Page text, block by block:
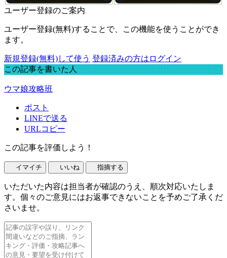
ユーザー登録のご案内
ユーザー登録(無料)することで、この機能を使うことができ
ます。
新規登録(無料)して使う 登録済みの方はログイン
この記事を書いた人
ウマ娘攻略班
ポスト
LINEで送る
URLコピー
この記事を評価しよう！
イマイチ いいね 指摘する
いただいた内容は担当者が確認のうえ、順次対応いたしま
す。個々のご意見にはお返事できないことを予めご了承くだ
さいませ。